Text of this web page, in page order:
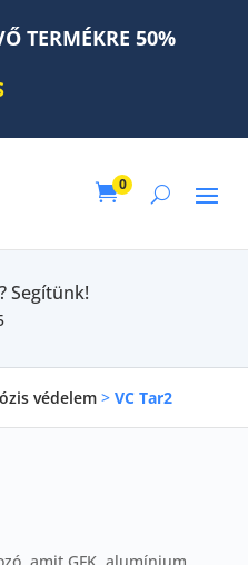
TERMÉKRE 50%
0
Segítünk!
védelem> VC Tar2